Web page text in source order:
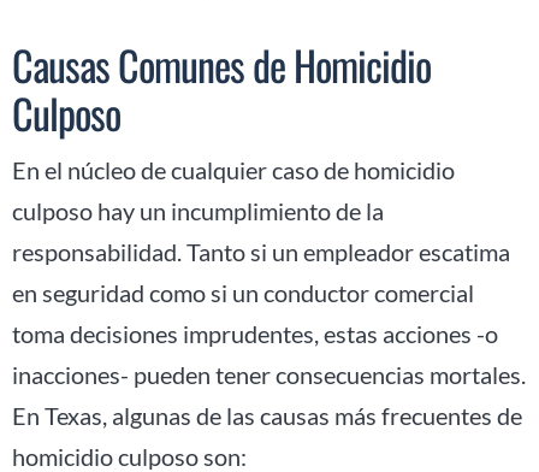
Causas Comunes de Homicidio
Culposo
En el núcleo de cualquier caso de homicidio
culposo hay un incumplimiento de la
responsabilidad. Tanto si un empleador escatima
en seguridad como si un conductor comercial
toma decisiones imprudentes, estas acciones -o
inacciones- pueden tener consecuencias mortales.
En Texas, algunas de las causas más frecuentes de
homicidio culposo son: